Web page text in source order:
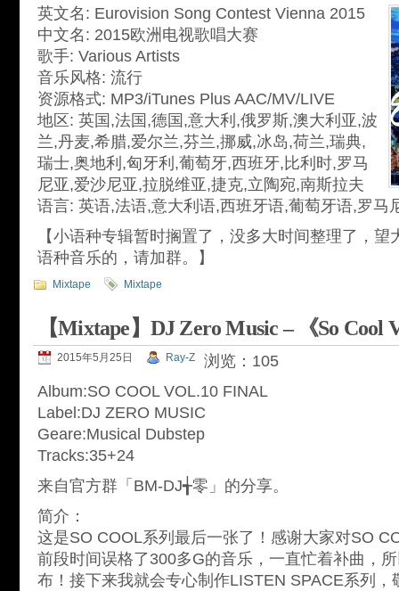
英文名: Eurovision Song Contest Vienna 2015
中文名: 2015欧洲电视歌唱大赛
歌手: Various Artists
音乐风格: 流行
资源格式: MP3/iTunes Plus AAC/MV/LIVE
地区: 英国,法国,德国,意大利,俄罗斯,澳大利亚,波
兰,丹麦,希腊,爱尔兰,芬兰,挪威,冰岛,荷兰,瑞典,
瑞士,奥地利,匈牙利,葡萄牙,西班牙,比利时,罗马
尼亚,爱沙尼亚,拉脱维亚,捷克,立陶宛,南斯拉夫
语言: 英语,法语,意大利语,西班牙语,葡萄牙语,罗马
【小语种专辑暂时搁置了，没多大时间整理了，
语种音乐的，请加群。】
Mixtape Mixtape
【Mixtape】DJ Zero Music – 《So Cool
2015年5月25日 Ray-Z
浏览：105
Album:SO COOL VOL.10 FINAL
Label:DJ ZERO MUSIC
Geare:Musical Dubstep
Tracks:35+24
来自官方群「BM-DJ╅零」的分享。
简介：
这是SO COOL系列最后一张了！感谢大家对SO
前段时间误格了300多G的音乐，一直忙着补曲，
布！接下来我就会专心制作LISTEN SPACE系列，